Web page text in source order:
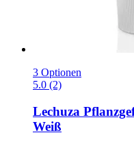
3 Optionen
5.0 (2)
Lechuza
Weiß